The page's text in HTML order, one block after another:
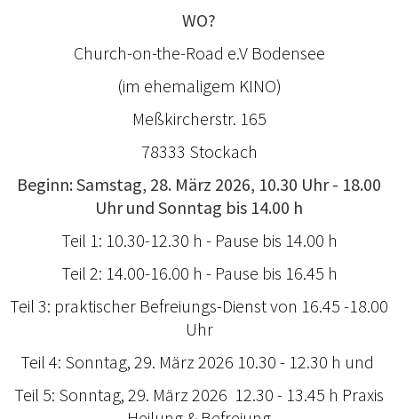
WO?
Church-on-the-Road e.V Bodensee
(im ehemaligem KINO)
Meßkircherstr. 165
78333 Stockach
Beginn: Samstag, 28. März 2026, 10.30 Uhr - 18.00
Uhr und Sonntag bis 14.00 h
Teil 1: 10.30-12.30 h - Pause bis 14.00 h
Teil 2: 14.00-16.00 h - Pause bis 16.45 h
Teil 3: praktischer Befreiungs-Dienst von 16.45 -18.00
Uhr
Teil 4: Sonntag, 29. März 2026 10.30 - 12.30 h und
Teil 5: Sonntag, 29. März 2026 12.30 - 13.45 h Praxis